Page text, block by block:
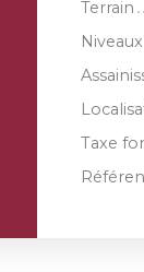
Terrain
Taxe